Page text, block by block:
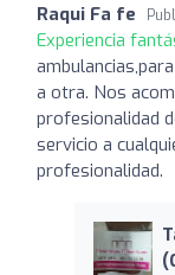
Raqui Fa fe
Experiencia
a otra. Nos
profesionalidad
servicio a
profesionalidad.